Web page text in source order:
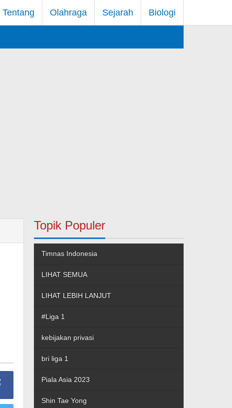
Tentang Olahraga Sejarah Biologi
Topik Populer
Timnas Indonesia
LIHAT SEMUA
LIHAT LEBIH LANJUT
#Liga 1
kebijakan privasi
bri liga 1
Piala Asia 2023
Shin Tae Yong